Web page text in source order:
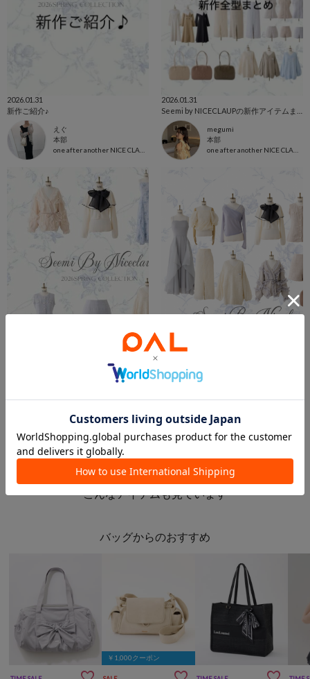
2026.01.31
新作ご紹介♪
えぐ
本部
2026.01.31
megumi
本部
1/31予約開始Seemi.新作まとめ
このアイテムを見た人は
こんなアイテムも見ています
バッグからのおすすめ
￥1,000クーポン